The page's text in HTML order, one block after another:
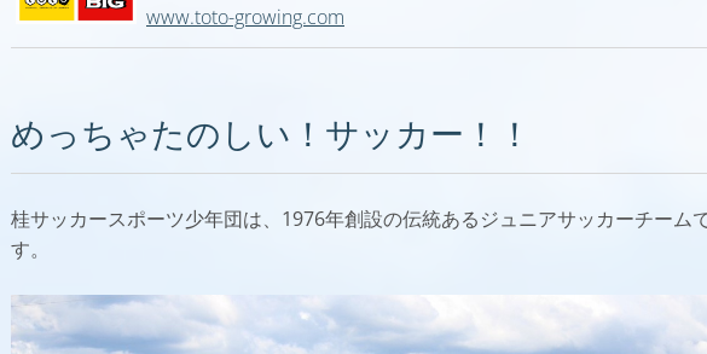
www.toto-growing.com
めっちゃたのしい！サッカー！！
桂サッカースポーツ少年団は、1976年創設の伝統あるジュニアサッカーチーム
す。